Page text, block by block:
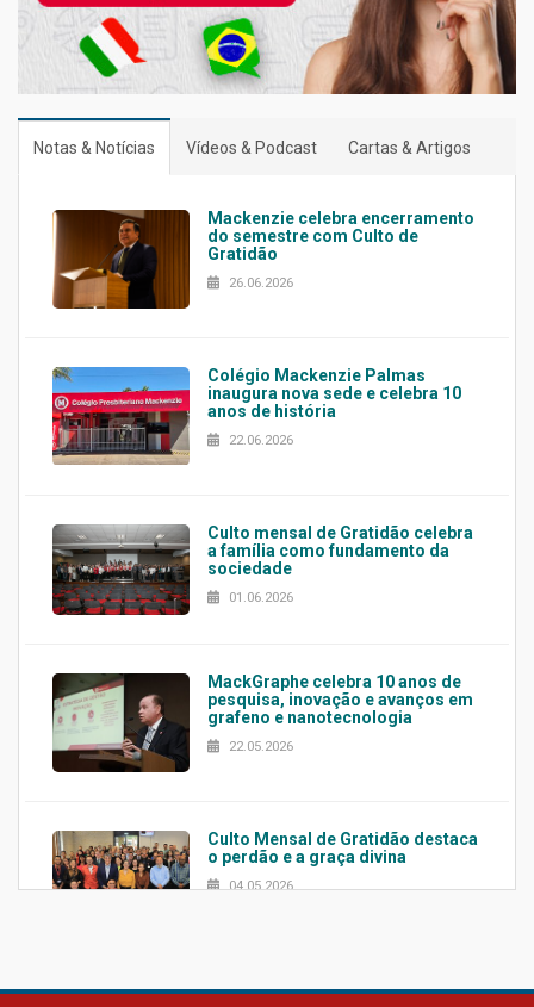
Notas & Notícias Vídeos & Podcast Cartas & Artigos
Mackenzie celebra encerramento
do semestre com Culto de
Gratidão
26.06.2026
Colégio Mackenzie Palmas
inaugura nova sede e celebra 10
anos de história
22.06.2026
Culto mensal de Gratidão celebra
a família como fundamento da
sociedade
01.06.2026
MackGraphe celebra 10 anos de
pesquisa, inovação e avanços em
grafeno e nanotecnologia
22.05.2026
Culto Mensal de Gratidão destaca
o perdão e a graça divina
04.05.2026
Confira como foi o culto mensal